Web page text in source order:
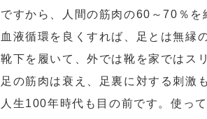
ですから、人間の筋肉の60～70％
血液循環を良くすれば、足とは無縁
靴下を履いて、外では靴を家ではス
足の筋肉は衰え、足裏に対する刺激
人生100年時代も目の前です。使っ